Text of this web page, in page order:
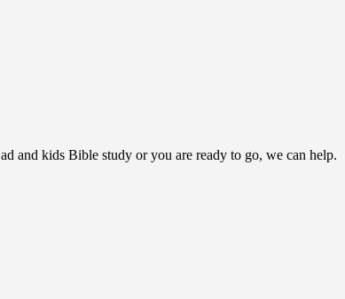
and kids Bible study or you are ready to go, we can help.